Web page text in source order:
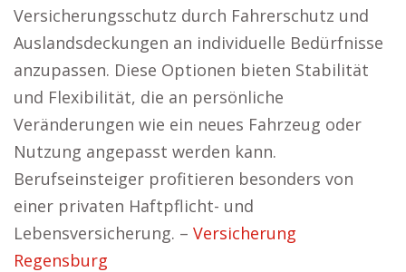
Versicherungsschutz durch Fahrerschutz und
Auslandsdeckungen an individuelle Bedürfnisse
anzupassen. Diese Optionen bieten Stabilität
und Flexibilität, die an persönliche
Veränderungen wie ein neues Fahrzeug oder
Nutzung angepasst werden kann.
Berufseinsteiger profitieren besonders von
einer privaten Haftpflicht- und
Lebensversicherung. – Versicherung
Regensburg